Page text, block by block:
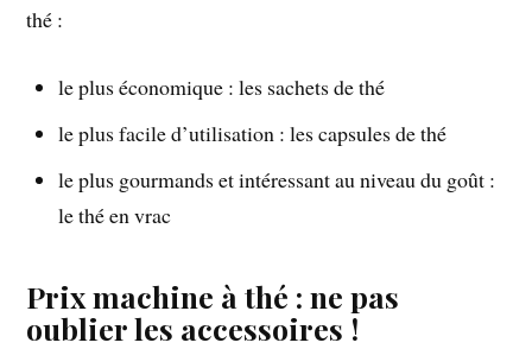
thé :
le plus économique : les sachets de thé
le plus facile d’utilisation : les capsules de thé
le plus gourmands et intéressant au niveau du goût :
le thé en vrac
Prix machine à thé : ne pas
oublier les accessoires !